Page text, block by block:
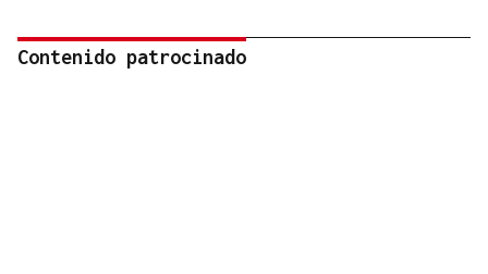
Contenido patrocinado